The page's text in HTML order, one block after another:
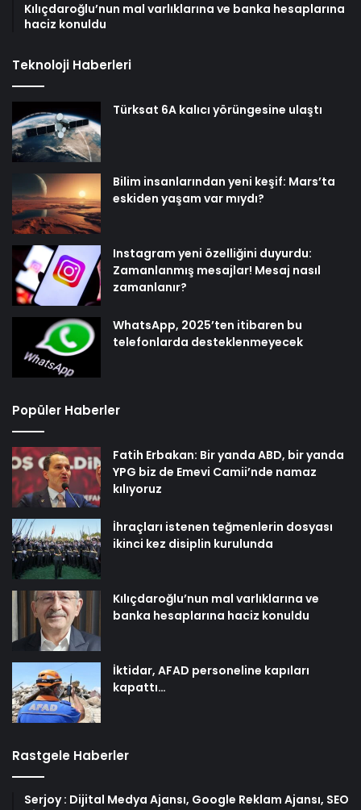
Kılıçdaroğlu’nun mal varlıklarına ve banka hesaplarına
haciz konuldu
Teknoloji Haberleri
Türksat 6A kalıcı yörüngesine ulaştı
Bilim insanlarından yeni keşif: Mars’ta
eskiden yaşam var mıydı?
Instagram yeni özelliğini duyurdu:
Zamanlanmış mesajlar! Mesaj nasıl
zamanlanır?
WhatsApp, 2025’ten itibaren bu
telefonlarda desteklenmeyecek
Popüler Haberler
Fatih Erbakan: Bir yanda ABD, bir yanda
YPG biz de Emevi Camii’nde namaz
kılıyoruz
İhraçları istenen teğmenlerin dosyası
ikinci kez disiplin kurulunda
Kılıçdaroğlu’nun mal varlıklarına ve
banka hesaplarına haciz konuldu
İktidar, AFAD personeline kapıları
kapattı…
Rastgele Haberler
Serjoy : Dijital Medya Ajansı, Google Reklam Ajansı, SEO